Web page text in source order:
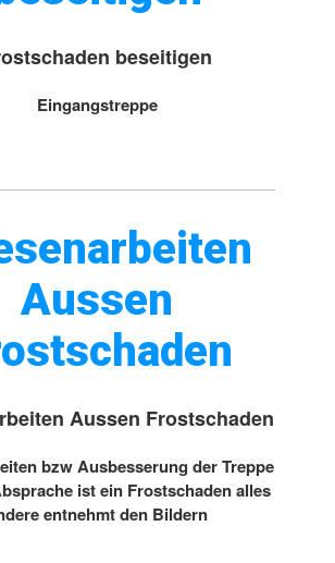
beseitigen
Eingangstreppe
Aussen
Aussen Frostschaden
bzw Ausbesserung der Treppe
ist ein Frostschaden alles
entnehmt den Bildern